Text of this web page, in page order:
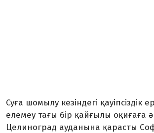
Суға шомылу кезіндегі қауіпсіздік
елемеу тағы бір қайғылы оқиғаға
Целиноград ауданына қарасты